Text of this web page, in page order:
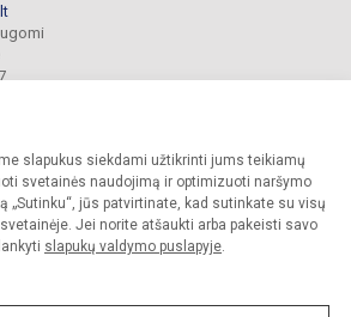
slapukus siekdami užtikrinti jums teikiamų
svetainės naudojimą ir optimizuoti naršymo
„Sutinku“, jūs patvirtinate, kad sutinkate su visų
Jei norite atšaukti arba pakeisti savo
slapukų valdymo puslapyje.
pagrindinė mokykla. Visos teisės saugomos.
administracijos sutikimo griežtai draudžiama.
paraiška Slapukų valdymas